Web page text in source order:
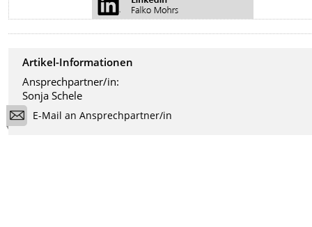
Artikel-Informationen
Ansprechpartner/in:
Sonja Schele
E-Mail an Ansprechpartner/in